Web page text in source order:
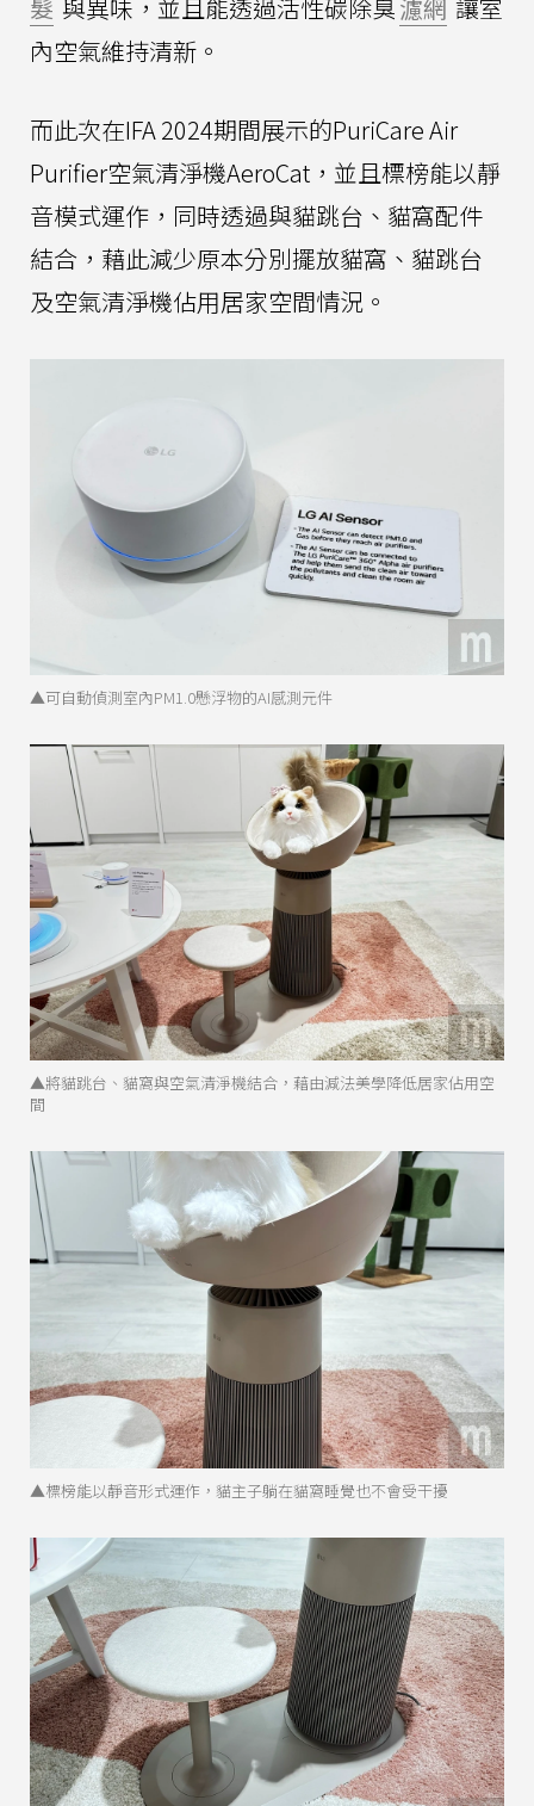
髮 與異味，並且能透過活性碳除臭濾網 讓室
內空氣維持清新。
而此次在IFA 2024期間展示的PuriCare Air
Purifier空氣清淨機AeroCat，並且標榜能以靜
音模式運作，同時透過與貓跳台、貓窩配件
結合，藉此減少原本分別擺放貓窩、貓跳台
及空氣清淨機佔用居家空間情況。
▲可自動偵測室內PM1.0懸浮物的AI感測元件
▲將貓跳台、貓窩與空氣清淨機結合，藉由減法美學降低居家佔用空
間
▲標榜能以靜音形式運作，貓主子躺在貓窩睡覺也不會受干擾